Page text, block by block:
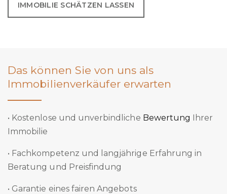
IMMOBILIE SCHÄTZEN LASSEN
Das können Sie von uns als
Immobilienverkäufer erwarten
• Kostenlose und unverbindliche Bewertung Ihrer
Immobilie
• Fachkompetenz und langjährige Erfahrung in
Beratung und Preisfindung
• Garantie eines fairen Angebots